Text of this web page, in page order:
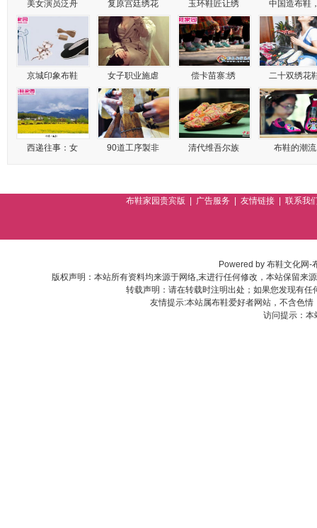
美女演员泛舟 复原宫廷绣花 玉环鞋匠让绣 中国造布鞋
京城印象布鞋 女子职业施虐 偿卡苗寨:绣 二十双绣花
西递往事：女 90道工序製非 清代维吾尔族 布鞋的潮流
布鞋家园贵宾版 广告服务 友情链接 联系我
Powered by 布鞋文化网-
版权声明：本站所有资料均来源于网络,末进行任何修改，本站保留来
转载声明：请在转载时注明出处；如果您发现有
友情提示:本站属布鞋爱好者网站，不含色
访问提示：